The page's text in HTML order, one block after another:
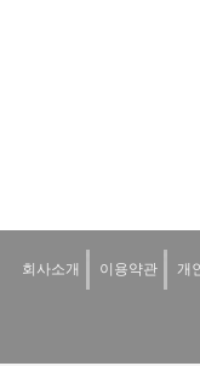
회사소개 이용약관 개